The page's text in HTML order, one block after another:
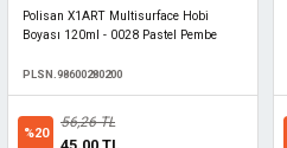
Polisan X1ART Multisurface Hobi
Boyası 120ml - 0028 Pastel Pembe
PLSN.98600280200
%20
56,26 TL